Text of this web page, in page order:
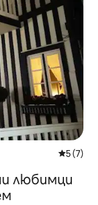
Средна
5 (7)
любимци